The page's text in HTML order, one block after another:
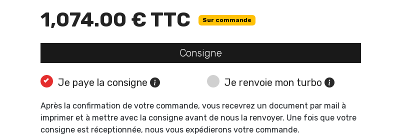
1,074.00 € TTC Sur commande
Consigne
Je paye la consigne Je renvoie mon turbo
Après la confirmation de votre commande, vous recevrez un document par mail à
imprimer et à mettre avec la consigne avant de nous la renvoyer. Une fois que votre
consigne est réceptionnée, nous vous expédierons votre commande.